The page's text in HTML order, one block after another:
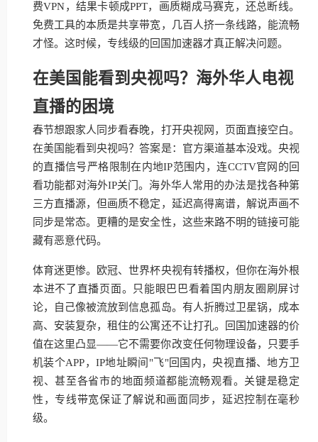
费VPN，结果卡顿成PPT，画质糊成马赛克，还总断线。
免费工具的本质是共享带宽，几百人挤一条线路，能流畅
才怪。这时候，专线级的回国加速器才真正解决问题。
在美国能看到央视吗？海外华人电视
直播的困境
春节想跟家人同步看春晚，打开央视网，页面直接空白。
在美国能看到央视吗？答案是：官方渠道基本没戏。央视
的直播信号严格限制在内地IP范围内，连CCTV官网的回
看功能都对海外IP关门。海外华人常用的办法是找各种第
三方直播源，但画质不稳定，延迟高得离谱，解说声画不
同步是常态。更糟的是安全性，这些来路不明的链接可能
藏有恶意代码。
体育迷更惨。欧冠、世界杯央视有转播权，但你在海外根
本进不了直播页面。只能眼巴巴看着国内朋友圈刷屏讨
论，自己像被流放到信息孤岛。有人折腾过卫星锅，成本
高、安装复杂，租住的公寓还不让打孔。回国加速器的价
值在这里凸显——它不需要你改变任何物理设备，只要手
机装个APP，IP地址瞬间"飞"回国内，央视直播、地方卫
视、甚至各省市的地面频道都能流畅观看。关键是稳定
性，专线带宽保证了解说和画面同步，延迟控制在毫秒
级。